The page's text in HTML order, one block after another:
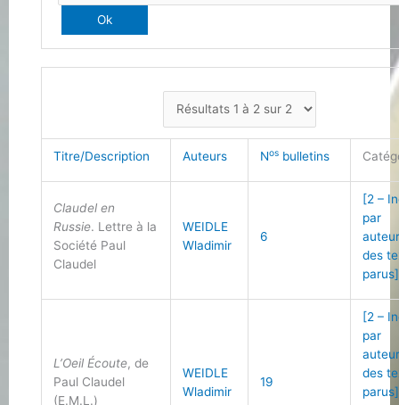
Titre/Description Auteurs Nos bulletins
Claudel en
Russie. Lettre à la
Société Paul
Claudel
WEIDLE
Wladimir
6
[2 –
par
des
parus]
L’Oeil Écoute, de
Paul Claudel
(E.M.L.)
WEIDLE
Wladimir
19
[2 –
par
des
parus]